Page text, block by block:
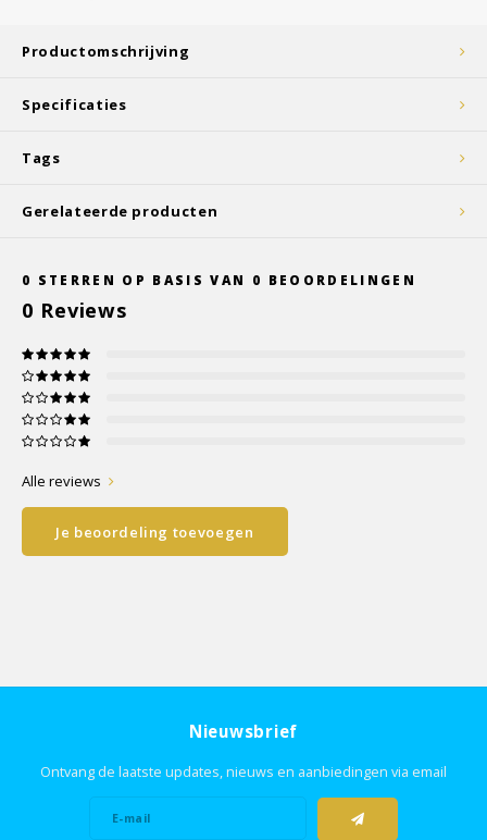
Productomschrijving
Specificaties
Tags
Gerelateerde producten
0 STERREN OP BASIS VAN 0 BEOORDELINGEN
0 Reviews
Alle reviews
Je beoordeling toevoegen
Nieuwsbrief
Ontvang de laatste updates, nieuws en aanbiedingen via email